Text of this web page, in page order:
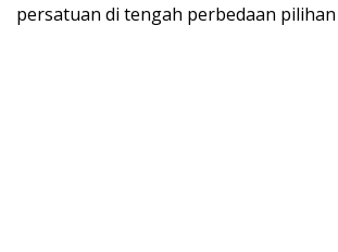
persatuan di tengah perbedaan